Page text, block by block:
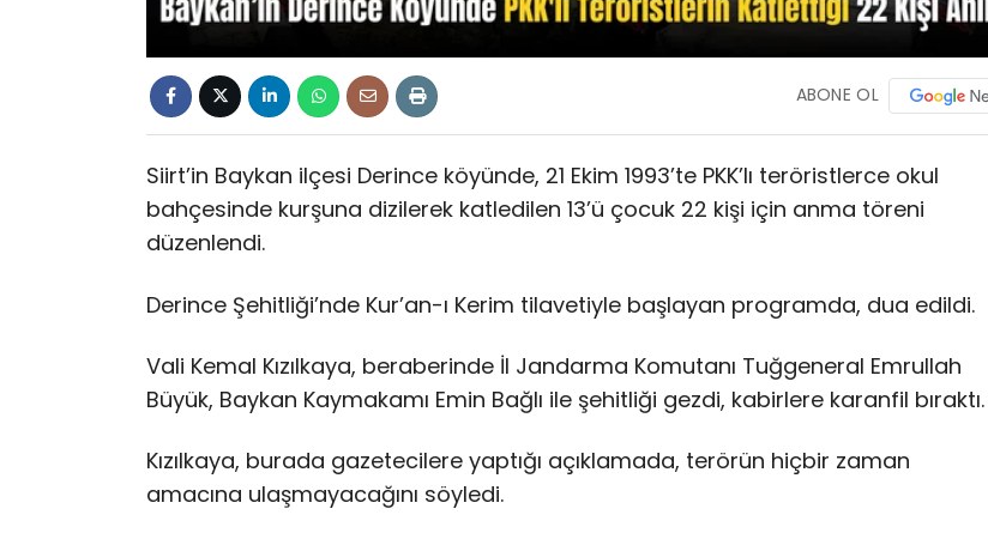
ABONE OL
Siirt’in Baykan ilçesi Derince köyünde, 21 Ekim 1993’te PKK’lı teröristlerce okul
bahçesinde kurşuna dizilerek katledilen 13’ü çocuk 22 kişi için anma töreni
düzenlendi.
Derince Şehitliği’nde Kur’an-ı Kerim tilavetiyle başlayan programda, dua edildi.
Vali Kemal Kızılkaya, beraberinde İl Jandarma Komutanı Tuğgeneral Emrullah
Büyük, Baykan Kaymakamı Emin Bağlı ile şehitliği gezdi, kabirlere karanfil bıraktı.
Kızılkaya, burada gazetecilere yaptığı açıklamada, terörün hiçbir zaman
amacına ulaşmayacağını söyledi.